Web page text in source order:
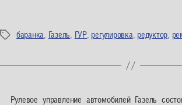
Меткибаранка Газель ГУР, регулировка редуктор
Рулевое управление автомобилей Газель